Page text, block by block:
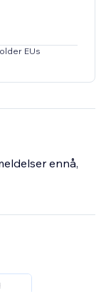
EUs
ennå,